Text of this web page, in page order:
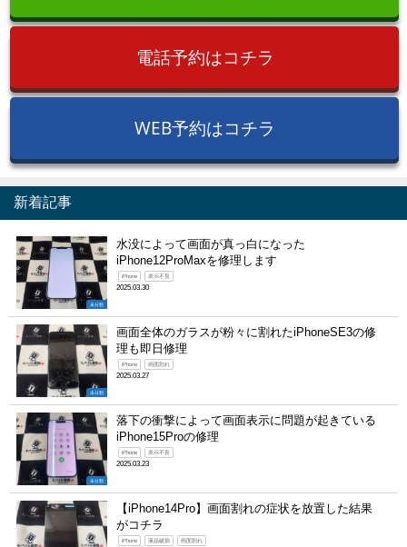
電話予約はコチラ
WEB予約はコチラ
新着記事
未分類
水没によって画面が真っ白になった
iPhone12ProMaxを修理します
iPhone 表示不良
2025.03.30
未分類
画面全体のガラスが粉々に割れたiPhoneSE3の修
理も即日修理
iPhone 画面割れ
2025.03.27
未分類
落下の衝撃によって画面表示に問題が起きている
iPhone15Proの修理
iPhone 表示不良
2025.03.23
【iPhone14Pro】画面割れの症状を放置した結果
がコチラ
iPhone 液晶破損 画面割れ